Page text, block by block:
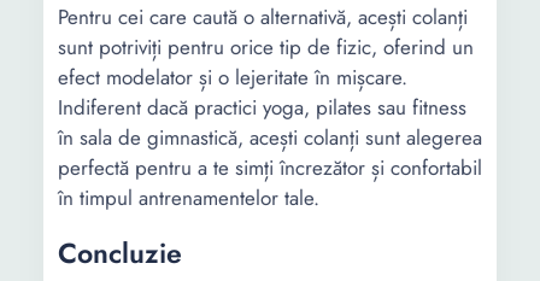
Pentru cei care caută o alternativă, acești colanți
sunt potriviți pentru orice tip de fizic, oferind un
efect modelator și o lejeritate în mișcare.
Indiferent dacă practici yoga, pilates sau fitness
în sala de gimnastică, acești colanți sunt alegerea
perfectă pentru a te simți încrezător și confortabil
în timpul antrenamentelor tale.
Concluzie